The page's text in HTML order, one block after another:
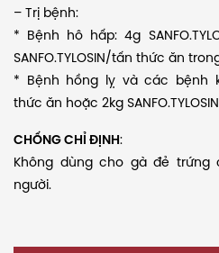
– Trị bệnh:
* Bệnh hô hấp: 4g
SANFO.TYLOSIN/tấn thức ăn
* Bệnh hồng lỵ và các bệnh
thức ăn hoặc 2kg
CHỐNG CHỈ ĐỊNH:
Không dùng cho gà đẻ
người.